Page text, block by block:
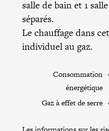
salle de bain et 1
séparés.
Le chauffage dans
individuel au gaz.
Consommation
énergétique
Gaz à effet de serre